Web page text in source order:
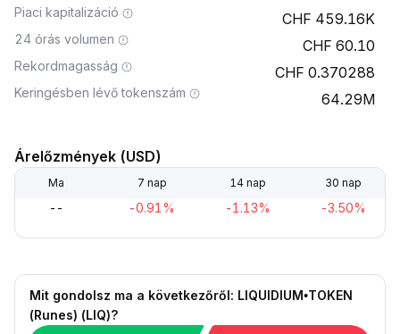
Piaci kapitalizáció 459.16K
24 órás volumen 60.10
Rekordmagasság 0.370288
Keringésben lévő tokenszám 64.29M
Árelőzmények (USD)
Ma 7 nap 14 nap 30 nap
-- -0.91% -1.13% -3.50%
Mit gondolsz ma a következőről: LIQUIDIUM•TOKEN
(Runes) (LIQ)?